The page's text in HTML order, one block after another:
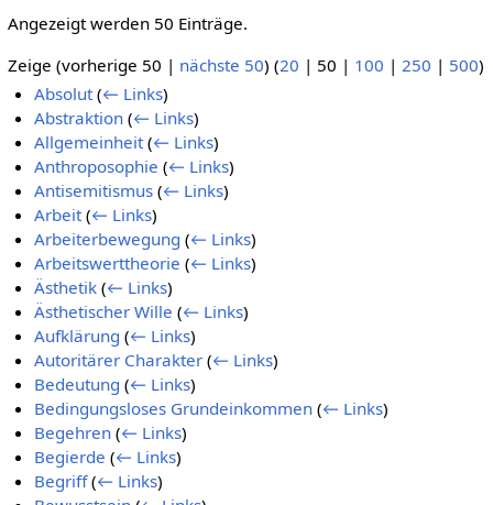
Angezeigt werden 50 Einträge.
Zeige (vorherige 50 | nächste 50) (20 | 50 | 100 | 250 | 500)
Absolut (← Links)
Abstraktion (← Links)
Allgemeinheit (← Links)
Anthroposophie (← Links)
Antisemitismus (← Links)
Arbeit (← Links)
Arbeiterbewegung (← Links)
Arbeitswerttheorie (← Links)
Ästhetik (← Links)
Ästhetischer Wille (← Links)
Aufklärung (← Links)
Autoritärer Charakter (← Links)
Bedeutung (← Links)
Bedingungsloses Grundeinkommen (← Links)
Begehren (← Links)
Begierde (← Links)
Begriff (← Links)